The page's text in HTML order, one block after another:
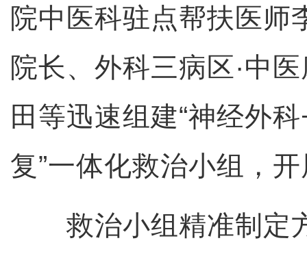
院中医科驻点帮扶医师
院长、外科三病区·中
田等迅速组建“神经外
复”一体化救治小组，
救治小组精准制定